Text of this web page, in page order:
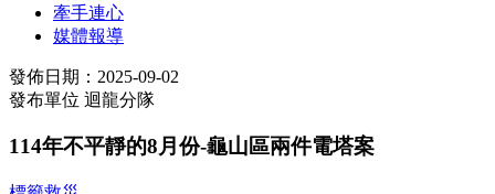
牽手連心
媒體報導
發佈日期：2025-09-02
發布單位 迴龍分隊
114年不平靜的8月份-龜山區兩件電塔案